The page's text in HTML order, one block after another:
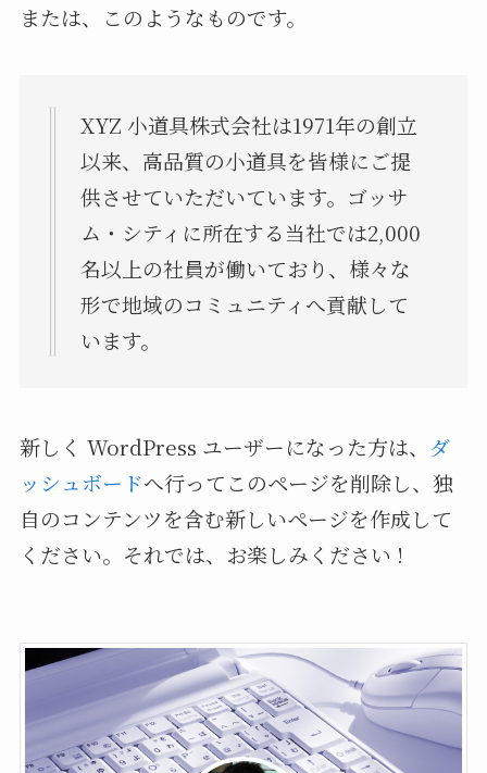
または、このようなものです。
XYZ 小道具株式会社は1971年の創立
以来、高品質の小道具を皆様にご提
供させていただいています。ゴッサ
ム・シティに所在する当社では2,000
名以上の社員が働いており、様々な
形で地域のコミュニティへ貢献して
います。
新しく WordPress ユーザーになった方は、 ダ
ッシュボードへ行ってこのページを削除し、独
自のコンテンツを含む新しいページを作成して
ください。それでは、お楽しみください !